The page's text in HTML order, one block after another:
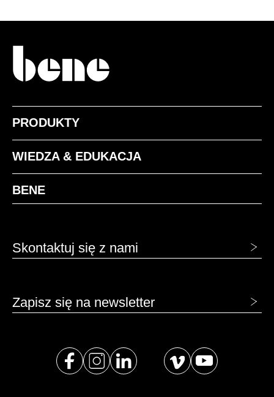
PRODUKTY
WIEDZA & EDUKACJA
BENE
Skontaktuj się z nami
Zapisz się na newsletter